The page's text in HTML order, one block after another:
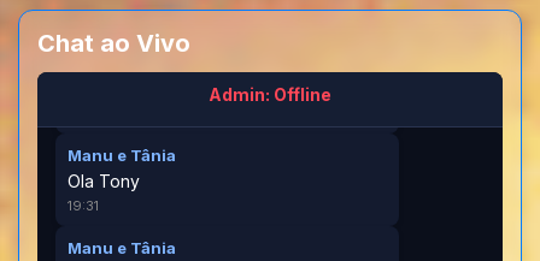
Chat ao Vivo
Admin: Offline
00:35
tiburcio
Manu e Tânia
Ola Tony
19:31
Manu e Tânia